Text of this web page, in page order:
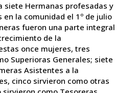
siete Hermanas profesadas y
la comunidad el 1º de julio
fueron una parte integral
de la
once mujeres, tres
Superioras Generales; siete
Asistentes a la
cinco sirvieron como otras